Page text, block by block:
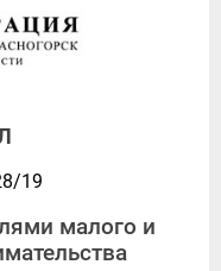
19
малого и